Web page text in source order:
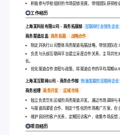
积极参与学校组织的市场营销竞赛，带领团队获得校
工作经历
上海某科技有限公司 - 商务拓展部 互联网行业领先企业
商务渠道总监 商务拓展 战略合作
制定并执行公司整体商务渠道拓展战略，带领团队
负责与头部互联网平台建立深度合作关系，主导并
长。
优化渠道合作流程与政策，将渠道合作的平均周期从
上海某互联网公司 - 商务合作部 快速发展的互联网企业
商务经理 商务开发 区域市场
独立负责华东区域的商务渠道开发，通过市场调研与
与渠道商紧密合作，制定个性化的市场推广方案，在
维护良好的客户关系，定期回访客户，收集市场反馈
项目经历